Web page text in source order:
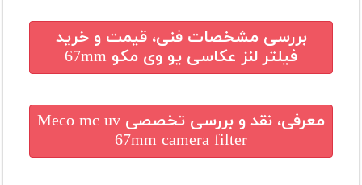
بررسی مشخصات فنی، قیمت و خرید
فیلتر لنز عکاسی یو وی مکو 67mm
معرفی، نقد و بررسی تخصصی Meco mc uv
67mm camera filter